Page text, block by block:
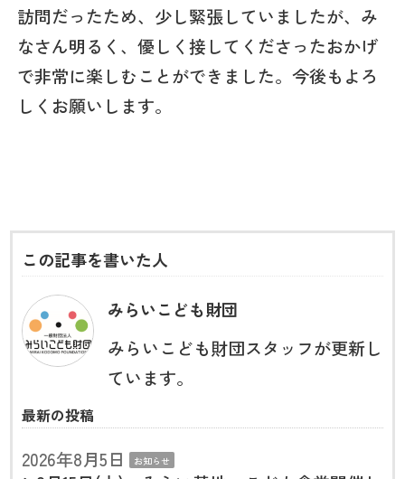
訪問だったため、少し緊張していましたが、み
なさん明るく、優しく接してくださったおかげ
で非常に楽しむことができました。今後もよろ
しくお願いします。
この記事を書いた人
みらいこども財団
みらいこども財団スタッフが更新し
ています。
最新の投稿
2026年8月5日 お知らせ